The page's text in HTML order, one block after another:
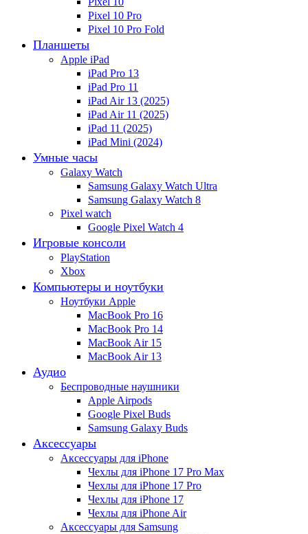
Pixel 10 Pro
Pixel 10 Pro Fold
Планшеты
Apple iPad
iPad Pro 13
iPad Pro 11
iPad Air 13 (2025)
iPad Air 11 (2025)
iPad 11 (2025)
iPad Mini (2024)
Умные часы
Galaxy Watch
Samsung Galaxy Watch Ultra
Samsung Galaxy Watch 8
Pixel watch
Google Pixel Watch 4
Игровые консоли
PlayStation
Xbox
Компьютеры и ноутбуки
Ноутбуки Apple
MacBook Pro 16
MacBook Pro 14
MacBook Air 15
MacBook Air 13
Аудио
Беспроводные наушники
Apple Airpods
Google Pixel Buds
Samsung Galaxy Buds
Аксессуары
Аксессуары для iPhone
Чехлы для iPhone 17 Pro Max
Чехлы для iPhone 17 Pro
Чехлы для iPhone 17
Чехлы для iPhone Air
Аксессуары для Samsung